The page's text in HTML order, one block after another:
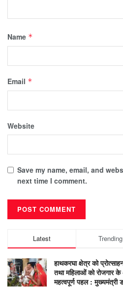
Name *
Email *
Website
Save my name, email, and
next time I comment.
Latest Trending
हाथकरघा क्षेत्र को
तथा महिलाओं को रोजगार
महत्वपूर्ण पहल : मुख्यमंत्री